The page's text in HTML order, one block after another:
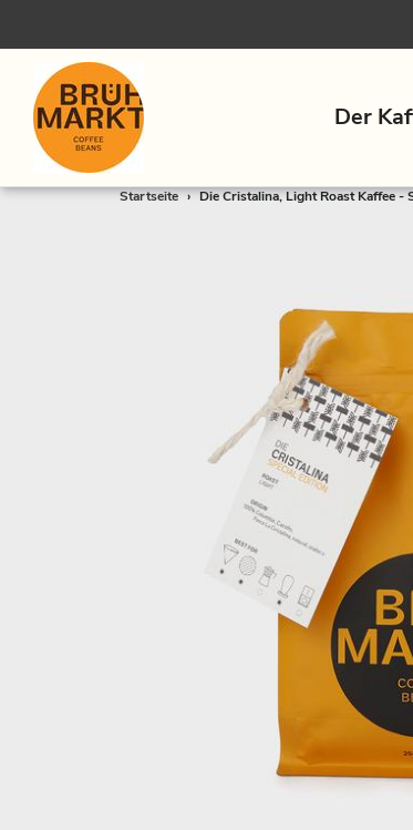
Direkt
Der
Startseite › Die Cristalina, Light Roast Kaffee -